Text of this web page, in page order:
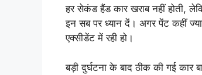
हर सेकंड हैंड कार खराब नहीं होती,
इन सब पर ध्यान दें। अगर पेंट कहीं
एक्सीडेंट में रही हो।
बड़ी दुर्घटना के बाद ठीक की गई